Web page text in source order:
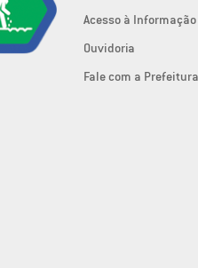
Acesso à Informação
Ouvidoria
Fale com a Prefeitura